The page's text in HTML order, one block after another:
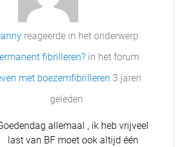
reageerde in het onderwerp
fibrilleren? in het forum
met boezemfibrilleren 3 jaren
geleden
allemaal , ik heb vrijveel
last van BF moet ook altijd één